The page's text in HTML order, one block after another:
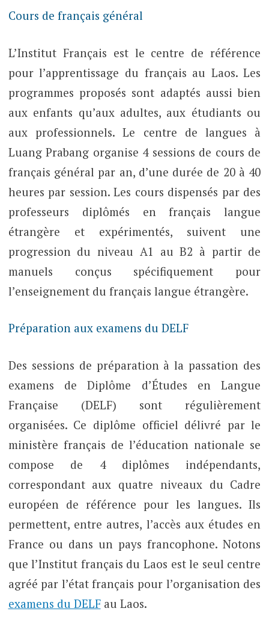
Cours de français général
L’Institut Français est le centre de référence
pour l’apprentissage du français au Laos. Les
programmes proposés sont adaptés aussi bien
aux enfants qu’aux adultes, aux étudiants ou
aux professionnels. Le centre de langues à
Luang Prabang organise 4 sessions de cours de
français général par an, d’une durée de 20 à 40
heures par session. Les cours dispensés par des
professeurs diplômés en français langue
étrangère et expérimentés, suivent une
progression du niveau A1 au B2 à partir de
manuels conçus spécifiquement pour
l’enseignement du français langue étrangère.
Préparation aux examens du DELF
Des sessions de préparation à la passation des
examens de Diplôme d’Études en Langue
Française (DELF) sont régulièrement
organisées. Ce diplôme officiel délivré par le
ministère français de l’éducation nationale se
compose de 4 diplômes indépendants,
correspondant aux quatre niveaux du Cadre
européen de référence pour les langues. Ils
permettent, entre autres, l’accès aux études en
France ou dans un pays francophone. Notons
que l’Institut français du Laos est le seul centre
agréé par l’état français pour l’organisation des
examens du DELFau Laos.